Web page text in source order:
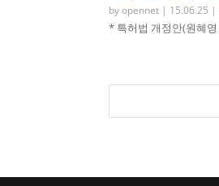
byopennet | 15.06.25 |
* 특허법 개정안(원혜